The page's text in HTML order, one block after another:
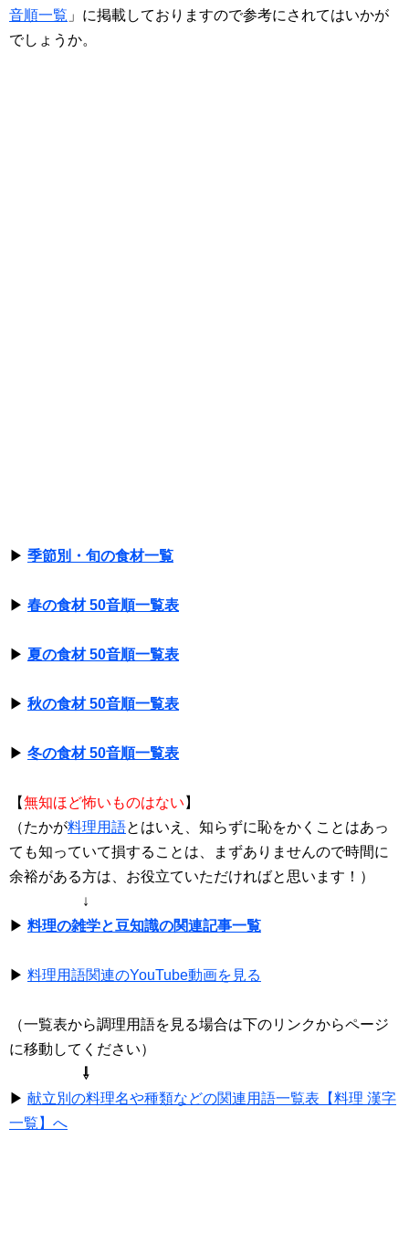
音順一覧 」に掲載しておりますので参考にされてはいかが
でしょうか。
▶ 季節別・旬の食材一覧
▶ 春の食材 50音順一覧表
▶ 夏の食材 50音順一覧表
▶ 秋の食材 50音順一覧表
▶ 冬の食材 50音順一覧表
【無知ほど怖いものはない 】
（たかが料理用語とはいえ、知らずに恥をかくことはあっ
ても知っていて損することは、まずありませんので時間に
余裕がある方は、お役立ていただければと思います！）
↓
▶ 料理の雑学と豆知識の関連記事一覧
▶ 料理用語関連のYouTube動画を見る
（一覧表から調理用語を見る場合は下のリンクからページ
に移動してください）
⇩
▶ 献立別の料理名や種類などの関連用語一覧表【料理 漢字
一覧】へ